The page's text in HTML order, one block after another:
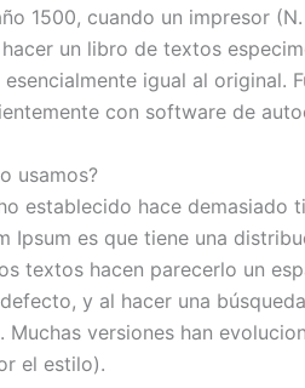
1500, cuando un impresor
un libro de textos
esencialmente igual al original.
con software de
usamos?
establecido hace
Ipsum es que tiene una
textos hacen parecerlo un
y al hacer una
Muchas versiones han
el estilo).